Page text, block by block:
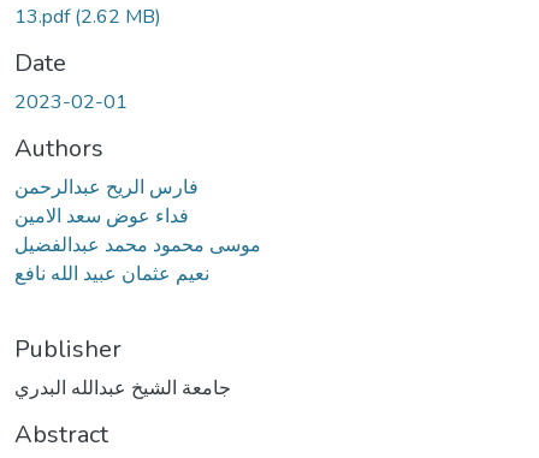
13.pdf(2.62 MB)
Date
2023-02-01
Authors
فارس الريح عبدالرحمن
فداء عوض سعد الامين
موسى محمود محمد عبدالفضيل
نعيم عثمان عبيد الله نافع
Publisher
جامعة الشيخ عبدالله البدري
Abstract